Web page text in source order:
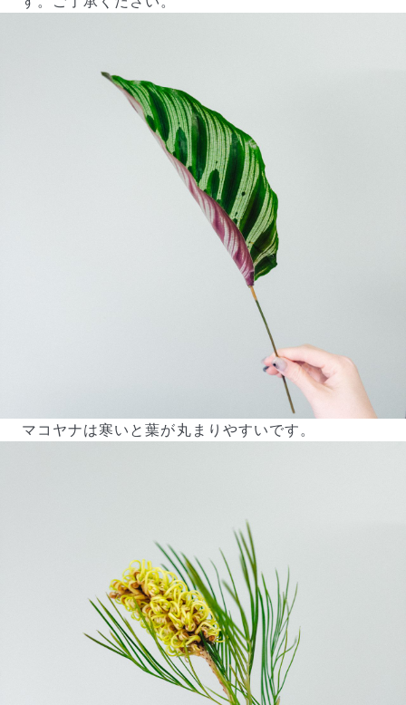
よくある質問
きな時に好きな花をご注文いただけます。
Q. 配送できないエリアはありますか？
ただいま沖縄・離島エリアへの配送には対応しておりませ
ん。ご了承ください。
Q. 配送日時は指定できますか？
お花をベストなタイミングで発送しているため、お届け日の
指定はできません。受け取り時間帯は、発送後にクロネコヤ
マトのアプリから変更可能です。
Q. 注文後にキャンセルできますか？
ご注文後一定時間内であればキャンセル可能です。
マコヤナは寒いと葉が丸まりやすいです。